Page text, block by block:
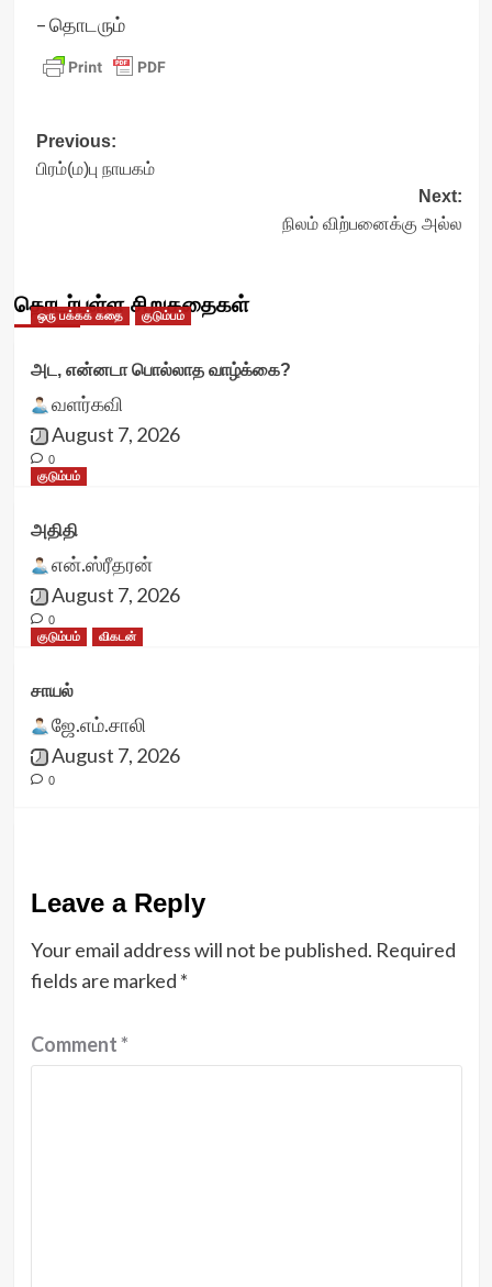
– தொடரும்
Post
navigation
Previous:
பிரம்(ம)பு நாயகம்
Next:
நிலம் விற்பனைக்கு அல்ல
தொடர்புள்ள சிறுகதைகள்
ஒரு பக்கக் கதை குடும்பம்
அட, என்னடா பொல்லாத வாழ்க்கை?
வளர்கவி
August 7, 2026
0
குடும்பம்
அதிதி
என்.ஸ்ரீதரன்
August 7, 2026
0
குடும்பம்
விகடன்
சாயல்
ஜே.எம்.சாலி
August 7, 2026
0
Leave a Reply
Your email address will not be published. Required
fields are marked *
Comment*